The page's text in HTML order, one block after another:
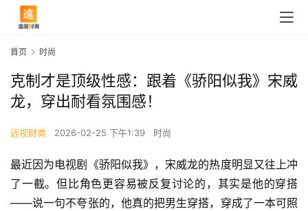
首页 时尚
克制才是顶级性感：跟着《骄阳似我》宋威
龙，穿出耐看氛围感！
远视财商 2026-02-25 下午1:39 时尚
最近因为电视剧《骄阳似我》，宋威龙的热度明显又往上冲
了一截。但比角色更容易被反复讨论的，其实是他的穿搭
——说一句不夸张的，他真的把男生穿搭，穿成了一本可照